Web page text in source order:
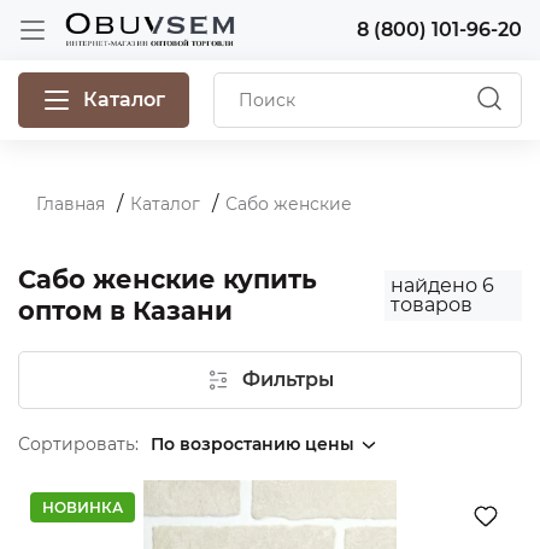
8 (800) 101-96-20
Каталог
Главная Каталог Сабо женские
Сабо женские купить
оптом в Казани
найдено6
товаров
Фильтры
Сортировать:
НОВИНКА